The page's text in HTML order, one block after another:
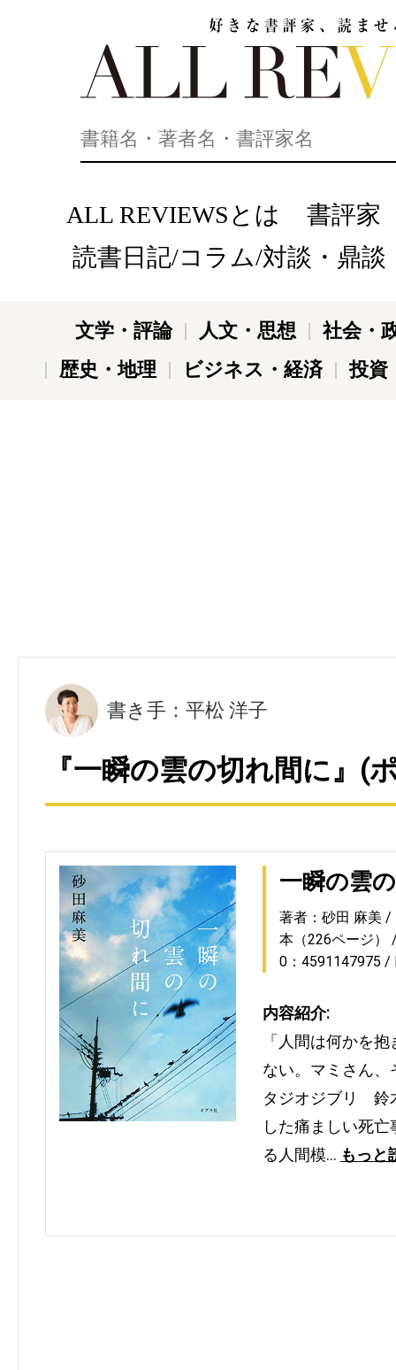
ALL REVIEWSとは
書評家
読書日記/コラム/対談・鼎談
文学・評論 人文・思想
社会・
歴史・地理
ビジネス・経済 投資
書き手：平松 洋子
『一瞬の雲の切れ間に』(
一瞬の雲
著者：砂田 麻美
本（226ページ）
0：4591147975
内容紹介:
「人間は何かを
ない。マミさん
タジオジブリ 鈴
した痛ましい死
る人間模… もっと